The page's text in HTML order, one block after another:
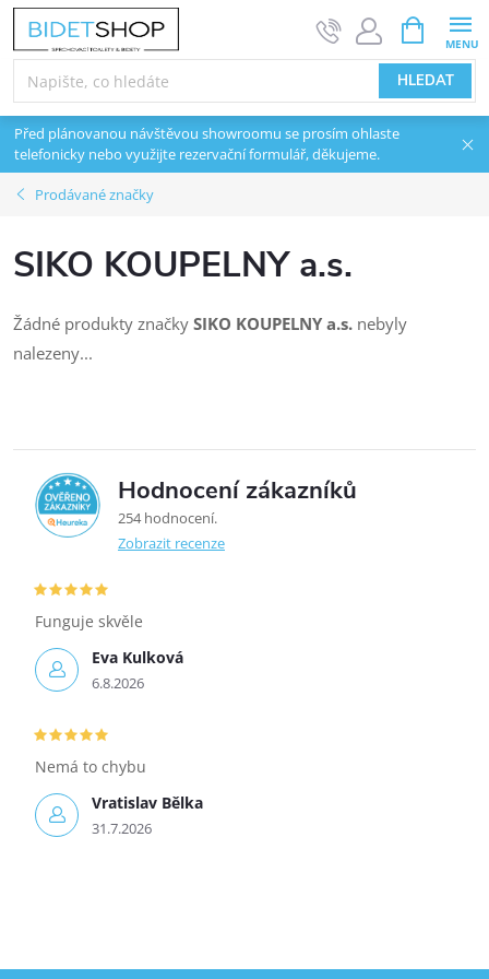
Přejít na obsah
HLEDAT
Před plánovanou návštěvou showroomu se prosím ohlaste
telefonicky nebo využijte rezervační formulář, děkujeme.
Prodávané značky
SIKO KOUPELNY a.s.
Žádné produkty značky SIKO KOUPELNY a.s. nebyly
nalezeny...
5,0 Hodnocení zákazníků
254 hodnocení
Zobrazit recenze
Eva Kulková
6.8.2026
Funguje skvěle
Vratislav Bělka
31.7.2026
Nemá to chybu